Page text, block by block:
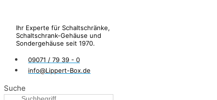
Ihr Experte für Schaltschränke,
Schaltschrank-Gehäuse und
Sondergehäuse seit 1970.
09071 / 79 39 - 0
info@Lippert-Box.de
Suche